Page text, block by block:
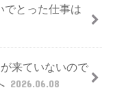
でとった仕事は
来ていないので
2026.06.08